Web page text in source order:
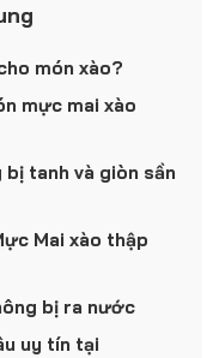
món xào?
mực mai xào
tanh và giòn sần
Mai xào thập
bị ra nước
uy tín tại